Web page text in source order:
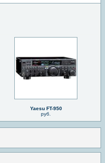
Yaesu FT-950
руб.